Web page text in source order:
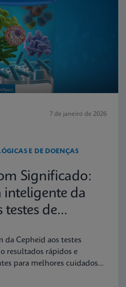
7 de janeiro de 2026
E DE DOENÇAS
Significado:
da
testes de
da Cepheid aos testes
resultados rápidos e
para melhores cuidados